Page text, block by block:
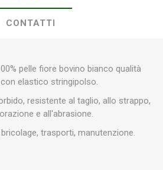
CONTATTI
pelle fiore bovino bianco qualità
elastico stringipolso.
resistente al taglio, allo strappo,
e all'abrasione.
trasporti, manutenzione.